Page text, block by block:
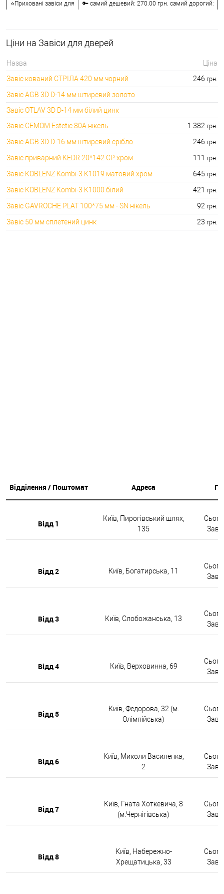
⭐Приховані завіси для
🔑 самий дешевий: 270.00 грн. самий дорогий:
⭐Приварні завіси для
🔑 самий дешевий: 29.00 грн. самий дорогий:
завіси:
🔑 самий дешевий: 27.00 грн. самий дорогий:
Ціни на Завіси для дверей
Назва
Ціна
Завіс кований СТРІЛА 420 мм чорний
246 грн.
Завіс AGB 3D D-14 мм штиревий золото
Завіс OTLAV 3D D-14 мм білий цинк
Завіс CEMOM Estetic 80A нікель
1 382 грн.
Завіс AGB 3D D-16 мм штиревий срібло 246 грн.
Завіс приварний KEDR 20*142 CP хром 111 грн.
Завіс KOBLENZ Kombi-3 K1019 матовий хром 645 грн.
Завіс KOBLENZ Kombi-3 K1000 білий 421 грн.
Завіс GAVROCHE PLAT 100*75 мм - SN нікель 92 грн.
Завіс 50 мм сплетений цинк 23 грн.
Відділення / Поштомат Адреса
Відд 1
Київ, Пирогівський шлях,
135
Відд 2 Київ, Богатирська, 11
Відд 3 Київ, Слобожанська, 13
Відд 4 Київ, Верховинна, 69
Відд 5
Київ, Федорова, 32 (м.
Олімпійська)
Відд 6
Київ, Миколи Василенка,
2
Відд 7
Київ, Гната Хоткевича, 8
(м.Чернігівська)
Відд 8
Київ, Набережно-
Хрещатицька, 33